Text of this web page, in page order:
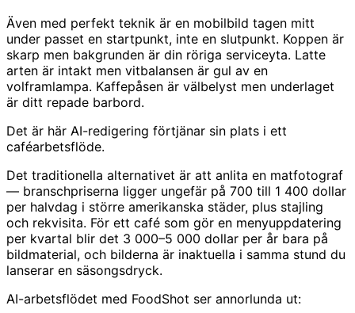
Även med perfekt teknik är en mobilbild tagen mitt
under passet en startpunkt, inte en slutpunkt. Koppen är
skarp men bakgrunden är din röriga serviceyta. Latte
arten är intakt men vitbalansen är gul av en
volframlampa. Kaffepåsen är välbelyst men underlaget
är ditt repade barbord.
Det är här AI-redigering förtjänar sin plats i ett
caféarbetsflöde.
Det traditionella alternativet är att anlita en matfotograf
— branschpriserna ligger ungefär på 700 till 1 400 dollar
per halvdag i större amerikanska städer, plus stajling
och rekvisita. För ett café som gör en menyuppdatering
per kvartal blir det 3 000–5 000 dollar per år bara på
bildmaterial, och bilderna är inaktuella i samma stund du
lanserar en säsongsdryck.
AI-arbetsflödet med FoodShot ser annorlunda ut: